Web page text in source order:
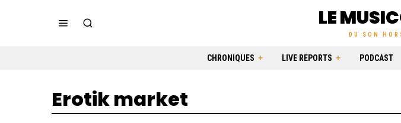
LE
DU SON
CHRONIQUES LIVE REPORTS PODCAST
Erotik market